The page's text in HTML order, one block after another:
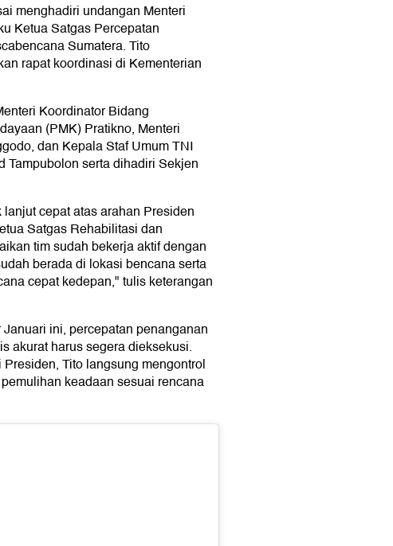
menghadiri undangan Menteri
Ketua Satgas Percepatan
Sumatera. Tito
rapat koordinasi di Kementerian
Koordinator Bidang
(PMK) Pratikno, Menteri
dan Kepala Staf Umum TNI
Tampubolon serta dihadiri Sekjen
cepat atas arahan Presiden
Satgas Rehabilitasi dan
tim sudah bekerja aktif dengan
berada di lokasi bencana serta
cepat kedepan," tulis keterangan
ini, percepatan penanganan
akurat harus segera dieksekusi.
Tito langsung mengontrol
keadaan sesuai rencana